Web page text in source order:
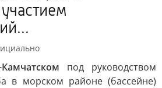
под руководством
в морском районе (бассейне)